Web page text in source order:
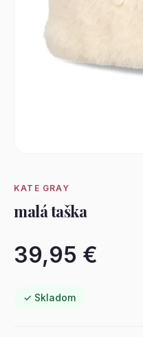
KATE GRAY
malá taška
39,95 €
✓ Skladom